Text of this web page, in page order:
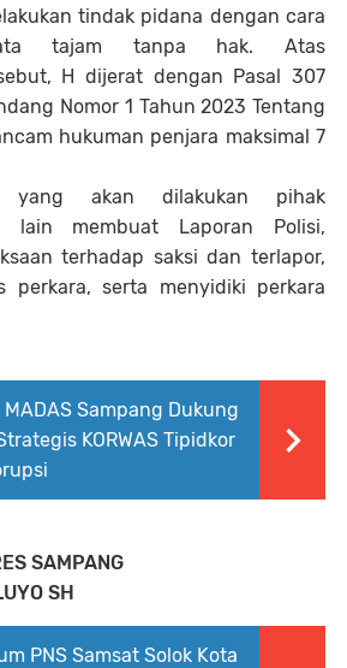
tindak pidana dengan cara
tajam tanpa hak. Atas
H dijerat dengan Pasal 307
Nomor 1 Tahun 2023 Tentang
hukuman penjara maksimal 7
yang akan dilakukan pihak
lain membuat Laporan Polisi,
terhadap saksi dan terlapor,
perkara, serta menyidiki perkara
MADAS Sampang Dukung
KORWAS Tipidkor
SAMPANG
SH
PNS Samsat Solok Kota